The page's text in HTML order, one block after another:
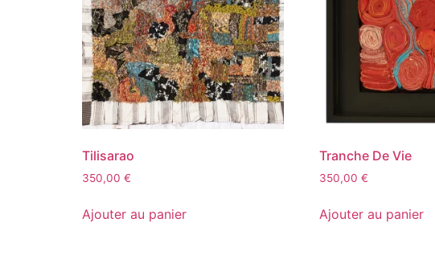
Tilisarao
350,00 €
Ajouter au panier
Tranche De Vie
350,00 €
Ajouter au panier